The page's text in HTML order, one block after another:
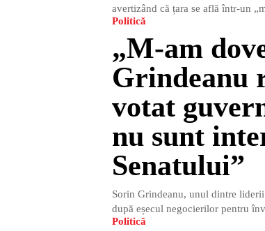
avertizând că țara se află într-un
Politică
„M-am
Grindeanu
votat
nu sunt
Senatului”
Sorin Grindeanu, unul dintre
după eșecul negocierilor pentru
Politică